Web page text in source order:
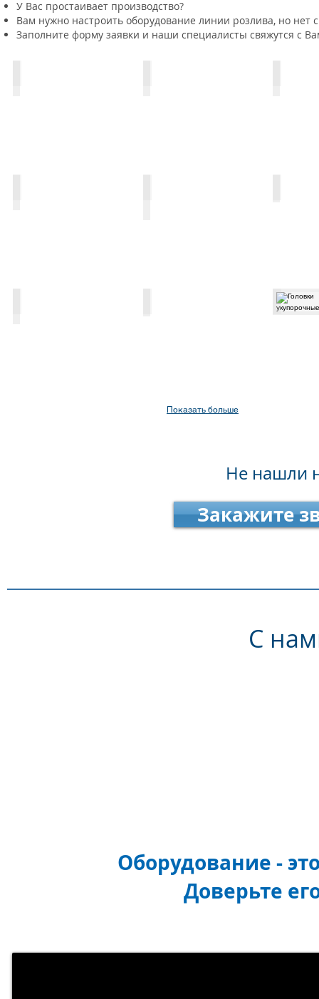
У Вас простаивает производство?
Вам нужно настроить оборудование линии розлива, но нет
Заполните форму заявки и наши специалисты свяжутся с
Головки
Показать больше
Не нашли
Закажите
С
Оборудование -
Доверьте